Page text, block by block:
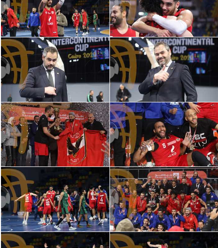
دوري أبطال أوروبا
القسم الثاني
رياضات أخرى
أمم إفريقيا
كرة السلة الأمريكية
كرة سلة
كرة يد
كرة طائرة
الوطن العربي
في المونديال
رياضة نسائية
آسيا
أمريكا